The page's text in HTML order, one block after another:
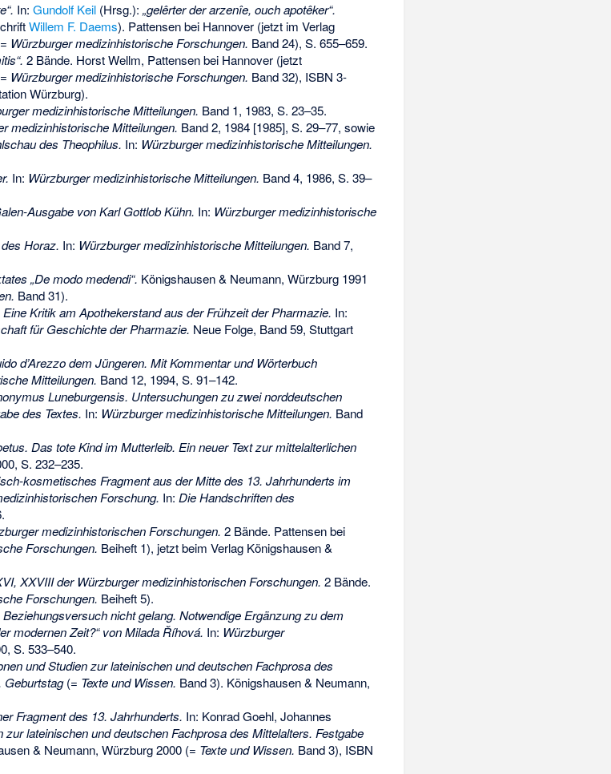
In: Gundolf Keil(Hrsg.): „gelêrter der arzenîe, ouch apotêker“.
Willem F. Daems). Pattensen bei Hannover (jetzt im Verlag
Würzburger medizinhistorische Forschungen. Band 24), S. 655–659.
2 Bände. Horst Wellm, Pattensen bei Hannover (jetzt
Würzburger medizinhistorische Forschungen. Band 32), ISBN 3-
Würzburg).
medizinhistorische Mitteilungen. Band 1, 1983, S. 23–35.
medizinhistorische Mitteilungen. Band 2, 1984 [1985], S. 29–77, sowie
des Theophilus. In: Würzburger medizinhistorische Mitteilungen.
In: Würzburger medizinhistorische Mitteilungen. Band 4, 1986, S. 39–
Ausgabe von Karl Gottlob Kühn. In: Würzburger medizinhistorische
Horaz. In: Würzburger medizinhistorische Mitteilungen. Band 7,
„De modo medendi“. Königshausen & Neumann, Würzburg 1991
Band 31).
Kritik am Apothekerstand aus der Frühzeit der Pharmazie. In:
für Geschichte der Pharmazie. Neue Folge, Band 59, Stuttgart
d’Arezzo dem Jüngeren. Mit Kommentar und Wörterbuch
Mitteilungen. Band 12, 1994, S. 91–142.
Luneburgensis. Untersuchungen zu zwei norddeutschen
des Textes. In: Würzburger medizinhistorische Mitteilungen. Band
Das tote Kind im Mutterleib. Ein neuer Text zur mittelalterlichen
S. 232–235.
kosmetisches Fragment aus der Mitte des 13. Jahrhunderts im
Forschung. In: Die Handschriften des
medizinhistorischen Forschungen. 2 Bände. Pattensen bei
Forschungen. Beiheft 1), jetzt beim Verlag Königshausen &
XXVIII der Würzburger medizinhistorischen Forschungen. 2 Bände.
Forschungen. Beiheft 5).
nicht gelang. Notwendige Ergänzung zu dem
modernen Zeit?“ von Milada Říhová. In: Würzburger
S. 533–540.
und Studien zur lateinischen und deutschen Fachprosa des
Geburtstag(= Texte und Wissen. Band 3). Königshausen & Neumann,
Fragment des 13. Jahrhunderts. In: Konrad Goehl, Johannes
zur lateinischen und deutschen Fachprosa des Mittelalters. Festgabe
& Neumann, Würzburg 2000 (= Texte und Wissen. Band 3), ISBN